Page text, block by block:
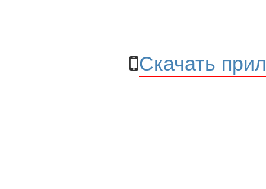
Скачать